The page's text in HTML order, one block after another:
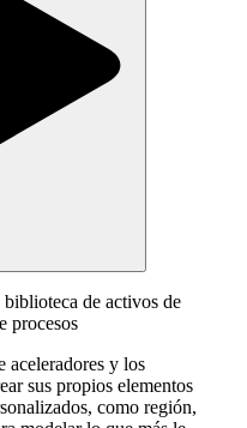
de activos de
procesos
aceleradores y los
sus propios elementos
como región,